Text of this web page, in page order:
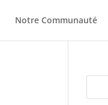
Notre Communauté